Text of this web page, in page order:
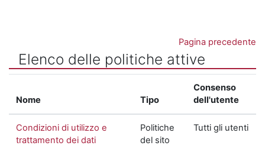
Pagina precedente
Elenco delle politiche attive
Nome Tipo
Consenso
dell'utente
Condizioni di utilizzo e
trattamento dei dati
Politiche
del sito
Tutti gli utenti